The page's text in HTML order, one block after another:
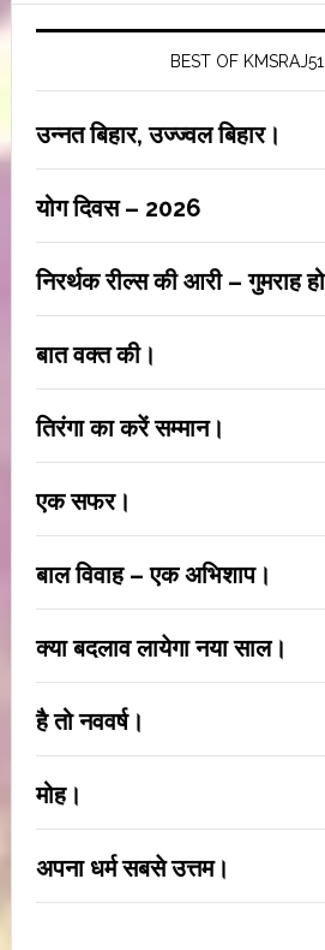
BEST OF
उन्नत बिहार, उज्ज्वल बिहार।
योग दिवस – 2026
निरर्थक रील्स की आरी – गुमराह
बात वक्त की।
तिरंगा का करें सम्मान।
एक सफर।
बाल विवाह – एक अभिशाप।
क्या बदलाव लायेगा नया साल।
है तो नववर्ष।
मोह।
अपना धर्म सबसे उत्तम।